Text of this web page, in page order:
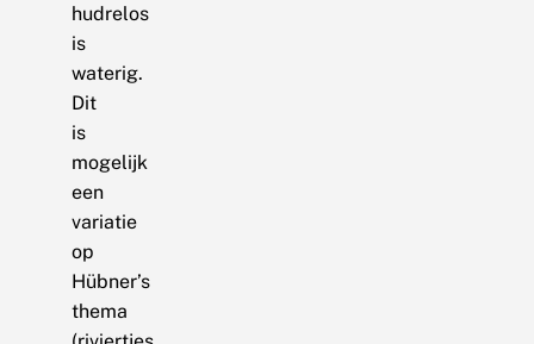
hudrelos
is
waterig.
Dit
is
mogelijk
een
variatie
op
Hübner’s
thema